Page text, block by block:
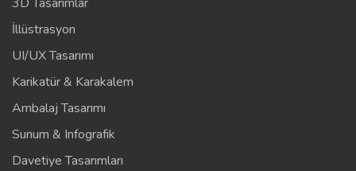
İllüstrasyon
UI/UX Tasarımı
Karikatür & Karakalem
Ambalaj Tasarımı
Sunum & Infografik
Davetiye Tasarımları